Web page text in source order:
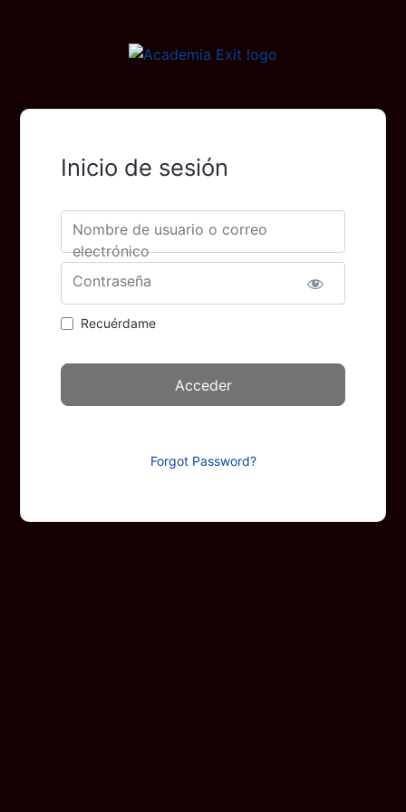
Inicio de sesión
Nombre de usuario o correo
electrónico
Contraseña
Recuérdame
Forgot Password?